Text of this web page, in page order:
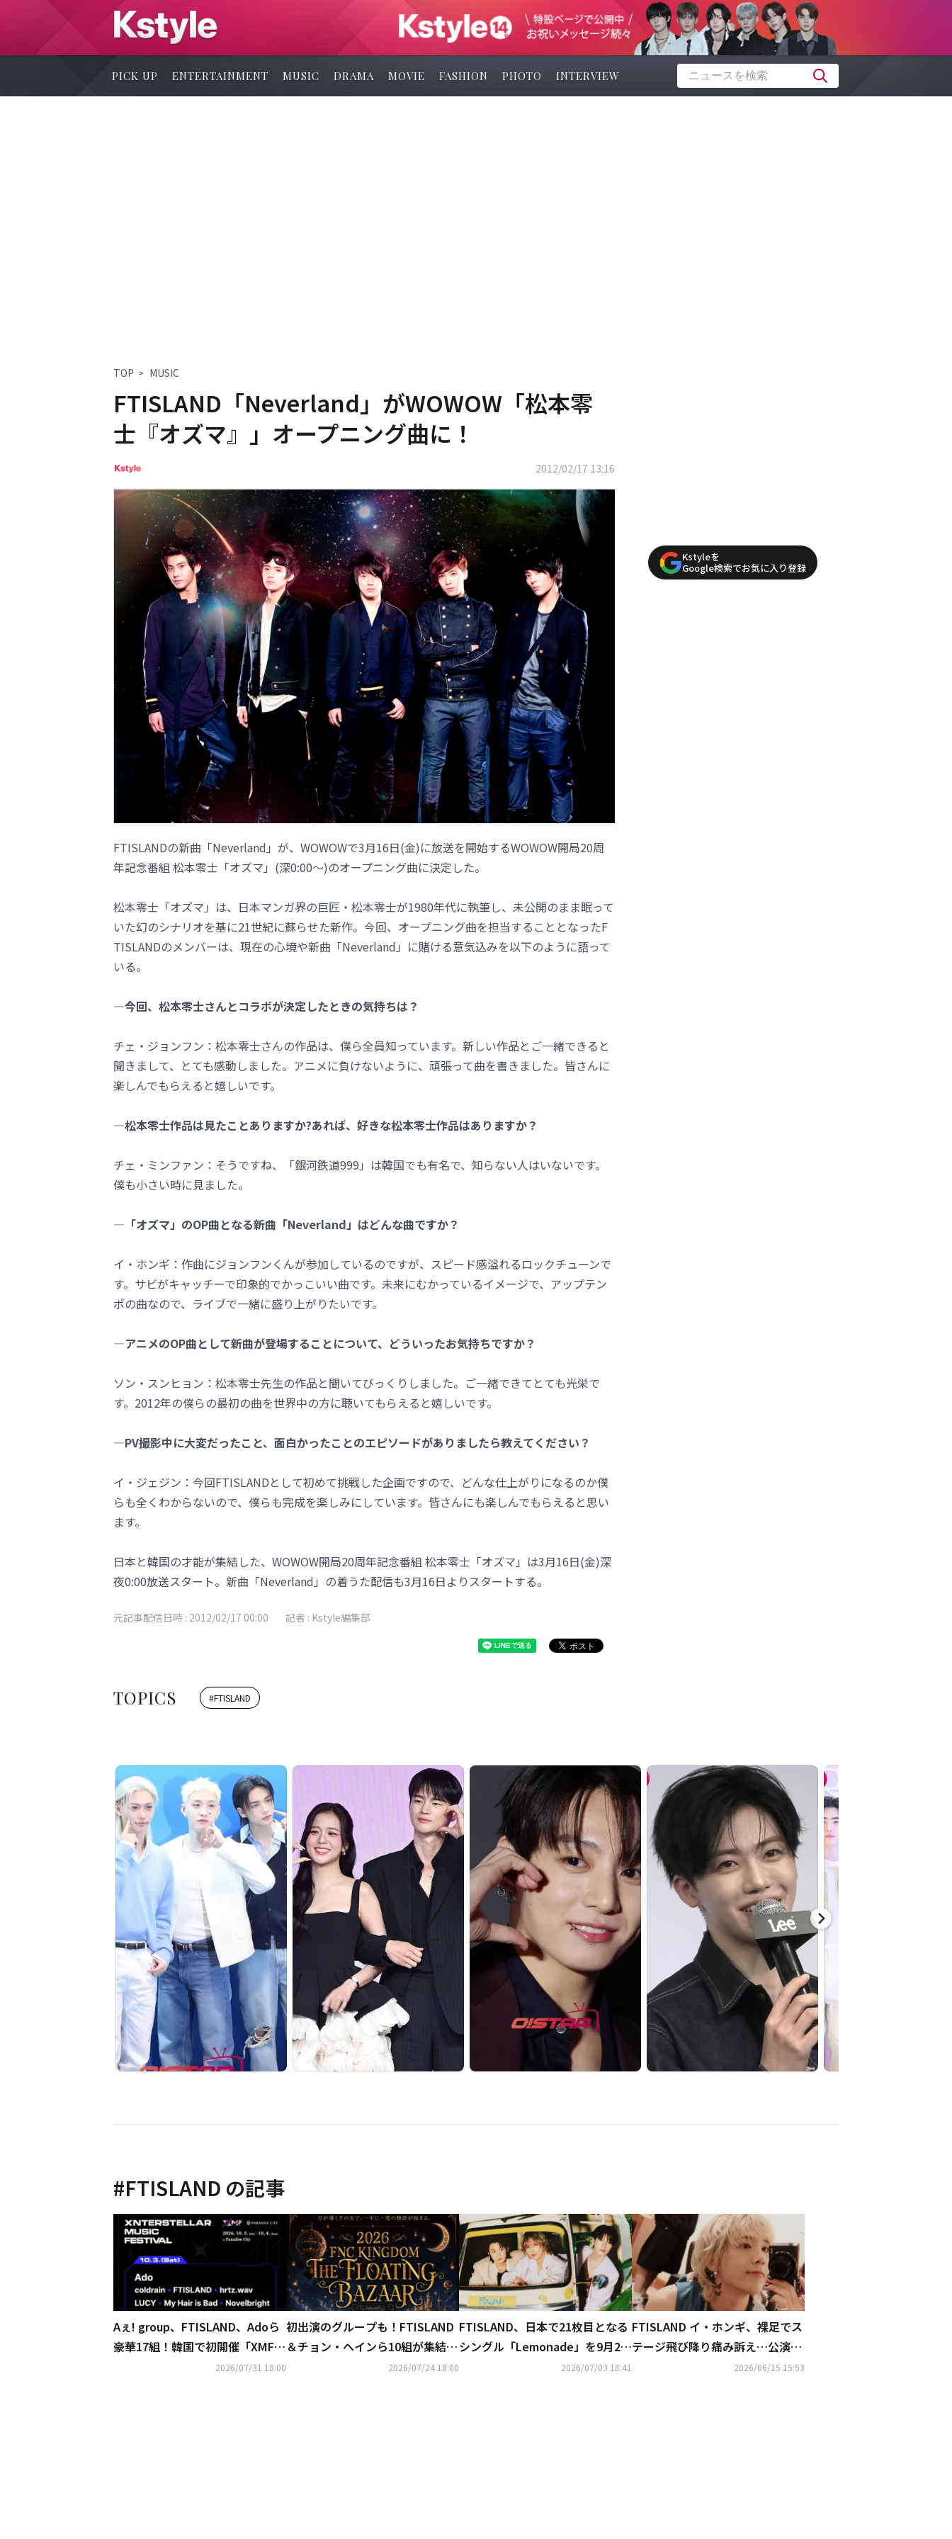
PICK UP ENTERTAINMENT MUSIC DRAMA MOVIE FASHION PHOTO INTERVIEW
TOP MUSIC
FTISLAND「Neverland」がWOWOW「松本零
士『オズマ』」オープニング曲に！
2012/02/17 13:16
FTISLANDの新曲「Neverland」が、WOWOWで3月16日(金)に放送を開始するWOWOW開局20周
年記念番組 松本零士「オズマ」(深0:00～)のオープニング曲に決定した。
松本零士「オズマ」は、日本マンガ界の巨匠・松本零士が1980年代に執筆し、未公開のまま眠って
いた幻のシナリオを基に21世紀に蘇らせた新作。今回、オープニング曲を担当することとなったF
TISLANDのメンバーは、現在の心境や新曲「Neverland」に賭ける意気込みを以下のように語って
いる。
―今回、松本零士さんとコラボが決定したときの気持ちは？
チェ・ジョンフン：松本零士さんの作品は、僕ら全員知っています。新しい作品とご一緒できると
聞きまして、とても感動しました。アニメに負けないように、頑張って曲を書きました。皆さんに
楽しんでもらえると嬉しいです。
―松本零士作品は見たことありますか?あれば、好きな松本零士作品はありますか？
チェ・ミンファン：そうですね、「銀河鉄道999」は韓国でも有名で、知らない人はいないです。
僕も小さい時に見ました。
―「オズマ」のOP曲となる新曲「Neverland」はどんな曲ですか？
イ・ホンギ：作曲にジョンフンくんが参加しているのですが、スピード感溢れるロックチューンで
す。サビがキャッチーで印象的でかっこいい曲です。未来にむかっているイメージで、アップテン
ポの曲なので、ライブで一緒に盛り上がりたいです。
―アニメのOP曲として新曲が登場することについて、どういったお気持ちですか？
ソン・スンヒョン：松本零士先生の作品と聞いてびっくりしました。ご一緒できてとても光栄で
す。2012年の僕らの最初の曲を世界中の方に聴いてもらえると嬉しいです。
―PV撮影中に大変だったこと、面白かったことのエピソードがありましたら教えてください？
イ・ジェジン：今回FTISLANDとして初めて挑戦した企画ですので、どんな仕上がりになるのか僕
らも全くわからないので、僕らも完成を楽しみにしています。皆さんにも楽しんでもらえると思い
ます。
日本と韓国の才能が集結した、WOWOW開局20周年記念番組 松本零士「オズマ」は3月16日(金)深
夜0:00放送スタート。新曲「Neverland」の着うた配信も3月16日よりスタートする。
元記事配信日時 : 2012/02/17 00:00 記者 : Kstyle編集部
TOPICS #FTISLAND
Kstyleを
Google検索でお気に入り登録
#FTISLAND の記事
Aぇ! group、FTISLAND、Adoら
豪華17組！韓国で初開催「XMF 2
026」第1弾ラインナップ発表
2026/07/31 18:00
初出演のグループも！FTISLAND
＆チョン・ヘインら10組が集結
「FNC KINGDOM」日本で12月に
2026/07/24 18:00
FTISLAND、日本で21枚目となる
シングル「Lemonade」を9月2日
2026/07/03 18:41
FTISLAND イ・ホンギ、裸足でス
テージ飛び降り痛み訴え…公演中
に思わぬハプニング（動画あり）
2026/06/15 15:53